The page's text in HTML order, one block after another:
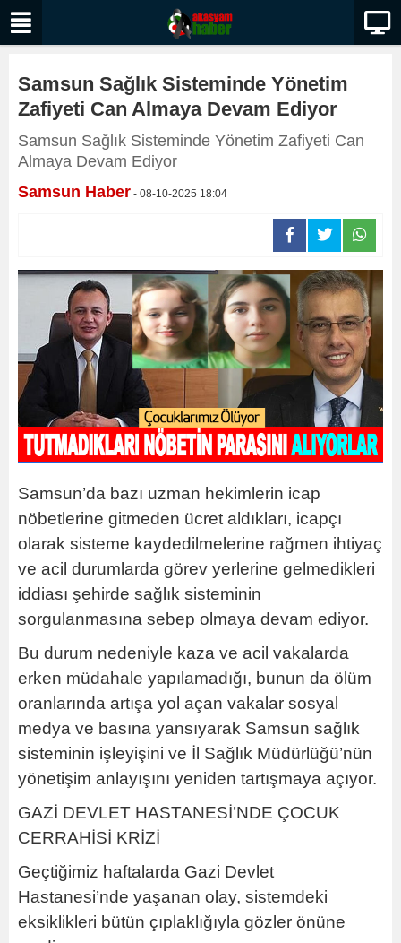
Samsun Sağlık Sisteminde Yönetim
Zafiyeti Can Almaya Devam Ediyor
Samsun Sağlık Sisteminde Yönetim Zafiyeti Can
Almaya Devam Ediyor
Samsun Haber - 08-10-2025 18:04
Samsun’da bazı uzman hekimlerin icap
nöbetlerine gitmeden ücret aldıkları, icapçı
olarak sisteme kaydedilmelerine rağmen ihtiyaç
ve acil durumlarda görev yerlerine gelmedikleri
iddiası şehirde sağlık sisteminin
sorgulanmasına sebep olmaya devam ediyor.
Bu durum nedeniyle kaza ve acil vakalarda
erken müdahale yapılamadığı, bunun da ölüm
oranlarında artışa yol açan vakalar sosyal
medya ve basına yansıyarak Samsun sağlık
sisteminin işleyişini ve İl Sağlık Müdürlüğü’nün
yönetişim anlayışını yeniden tartışmaya açıyor.
GAZİ DEVLET HASTANESİ’NDE ÇOCUK
CERRAHİSİ KRİZİ
Geçtiğimiz haftalarda Gazi Devlet
Hastanesi’nde yaşanan olay, sistemdeki
eksiklikleri bütün çıplaklığıyla gözler önüne